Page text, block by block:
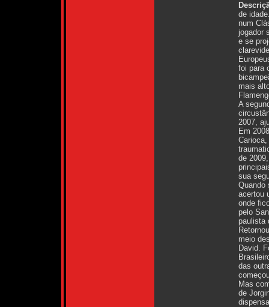
de
num
jogador
e se
foi para
mais
A
2007,
Em
de
sua
Quando
acertou
onde
pelo
paulista
meio
David.
das
Mas
de